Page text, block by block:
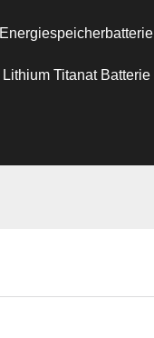
Energiespeicherbatterie
Lithium Titanat Batterie